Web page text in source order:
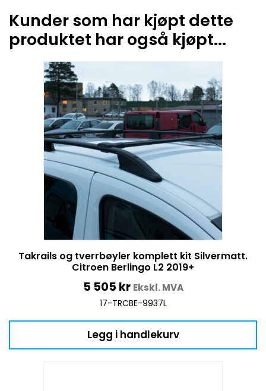
Kunder som har kjøpt dette
produktet har også kjøpt...
Takrails og tverrbøyler komplett kit Silvermatt.
Citroen Berlingo L2 2019+
5 505 kr Ekskl. MVA
17-TRCBE-9937L
Legg i handlekurv